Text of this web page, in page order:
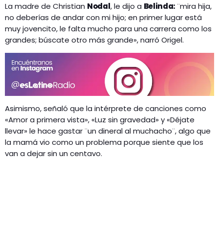
La madre de Christian Nodal, le dijo a Belinda:¨mira hija,
no deberías de andar con mi hijo; en primer lugar está
muy jovencito, le falta mucho para una carrera como los
grandes; búscate otro más grande», narró Origel.
Asimismo, señaló que la intérprete de canciones como
«Amor a primera vista», «Luz sin gravedad» y «Déjate
llevar» le hace gastar ¨un dineral al muchacho¨, algo que
la mamá vio como un problema porque siente que los
van a dejar sin un centavo.